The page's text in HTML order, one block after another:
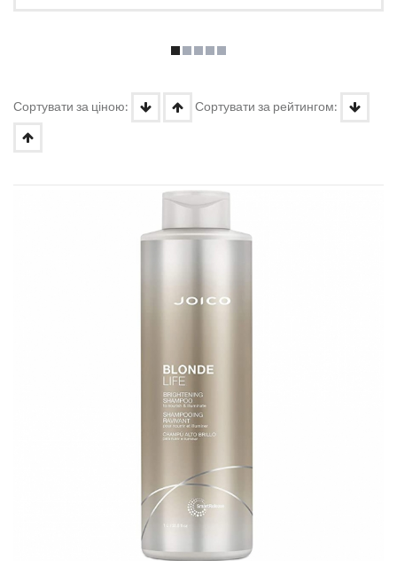
Сортувати за ціною: Сортувати за рейтингом: